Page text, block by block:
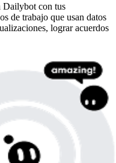
Dailybot con tus
de trabajo que usan datos
lograr acuerdos